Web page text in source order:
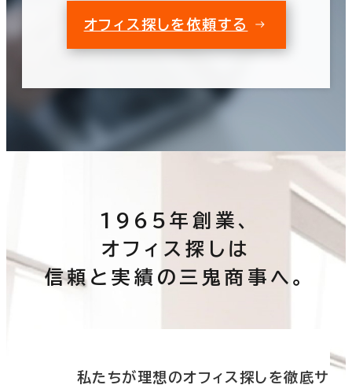
オフィス探しを依頼する
1965年創業、
オフィス探しは
信頼と実績の三鬼商事へ。
私たちが理想のオフィス探しを徹底サ